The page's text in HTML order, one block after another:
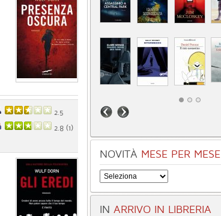
2.5
2.8 (1)
NOVITÀ MESE PER MESE
IN ARRIVO IN LIBRERIA